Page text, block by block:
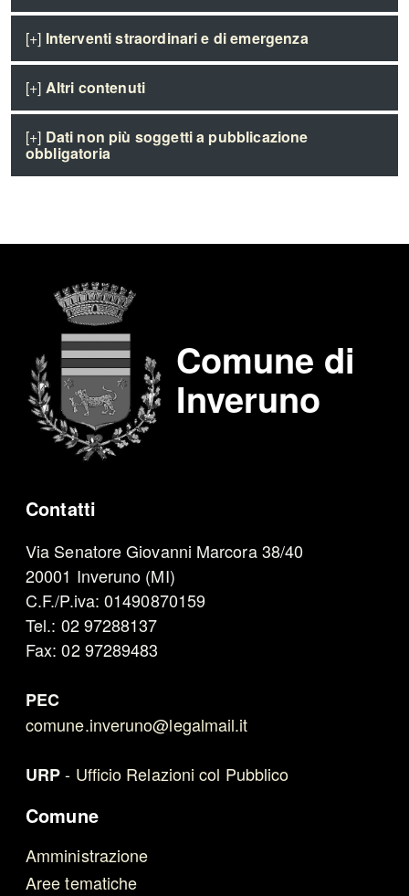
[+] Interventi straordinari e di emergenza
[+] Altri contenuti
[+] Dati non più soggetti a pubblicazione
obbligatoria
Comune di
Inveruno
Contatti
Via Senatore Giovanni Marcora 38/40
20001 Inveruno (MI)
C.F./P.iva: 01490870159
Tel.: 02 97288137
Fax: 02 97289483
PEC
comune.inveruno@legalmail.it
URP- Ufficio Relazioni col Pubblico
Comune
Amministrazione
Aree tematiche